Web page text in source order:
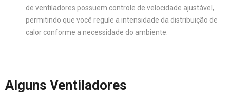
de ventiladores possuem controle de velocidade ajustável,
permitindo que você regule a intensidade da distribuição de
calor conforme a necessidade do ambiente.
Alguns Ventiladores